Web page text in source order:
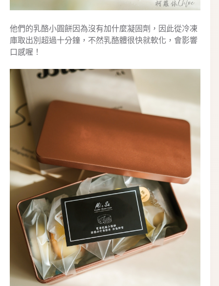
他們的乳酪小圓餅因為沒有加什麼凝固劑，因此從冷凍
庫取出別超過十分鐘，不然乳酪體很快就軟化，會影響
口感喔！